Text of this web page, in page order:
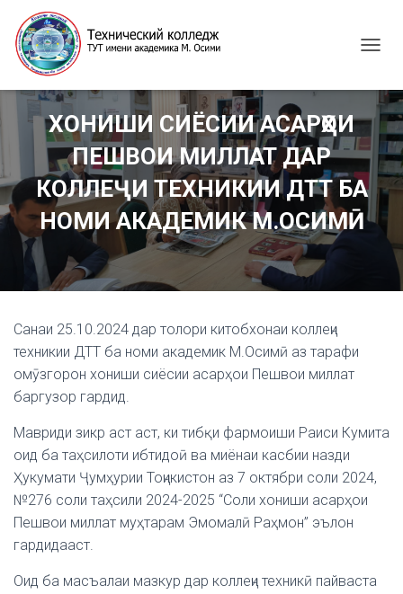
G
N
ХОНИШИ СИЁСИИ АСАРҲОИ
ПЕШВОИ МИЛЛАТ ДАР
КОЛЛЕҶИ ТЕХНИКИИ ДТТ БА
НОМИ АКАДЕМИК М.ОСИМӢ
Санаи 25.10.2024 дар толори китобхонаи коллеҷи
техникии ДТТ ба номи академик М.Осимӣ аз тарафи
омӯзгорон хониши сиёсии асарҳои Пешвои миллат
баргузор гардид.
Мавриди зикр аст аст, ки тибқи фармоиши Раиси Кумита
оид ба таҳсилоти ибтидоӣ ва миёнаи касбии назди
Ҳукумати Ҷумҳурии Тоҷикистон аз 7 октябри соли 2024,
№276 соли таҳсили 2024-2025 “Соли хониши асарҳои
Пешвои миллат муҳтарам Эмомалӣ Раҳмон” эълон
гардидааст.
Оид ба масъалаи мазкур дар коллеҷи техникӣ пайваста